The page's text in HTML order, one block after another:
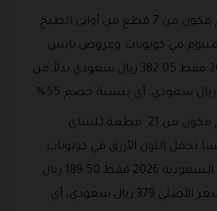
بلغ ثمن شراء طقم مكون من 7 قطع من أواني الطبخ
في كوبونات وعروض نايس
Nice السعودية 2026 فقط 382.05 ريال سعودي بدلاً من
بلغ ثمن شراء طقم مكون من 21 قطعة للشاي
تحمل اللون الأزرق في كوبونات
وعروض نايس Nice السعودية 2026 فقط 189.50 ريال
سعودي بدلاً من السعر الأصلي 379 ريال سعودي، أي